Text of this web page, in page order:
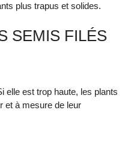
plus trapus et solides.
SEMIS FILÉS
elle est trop haute, les plants
et à mesure de leur